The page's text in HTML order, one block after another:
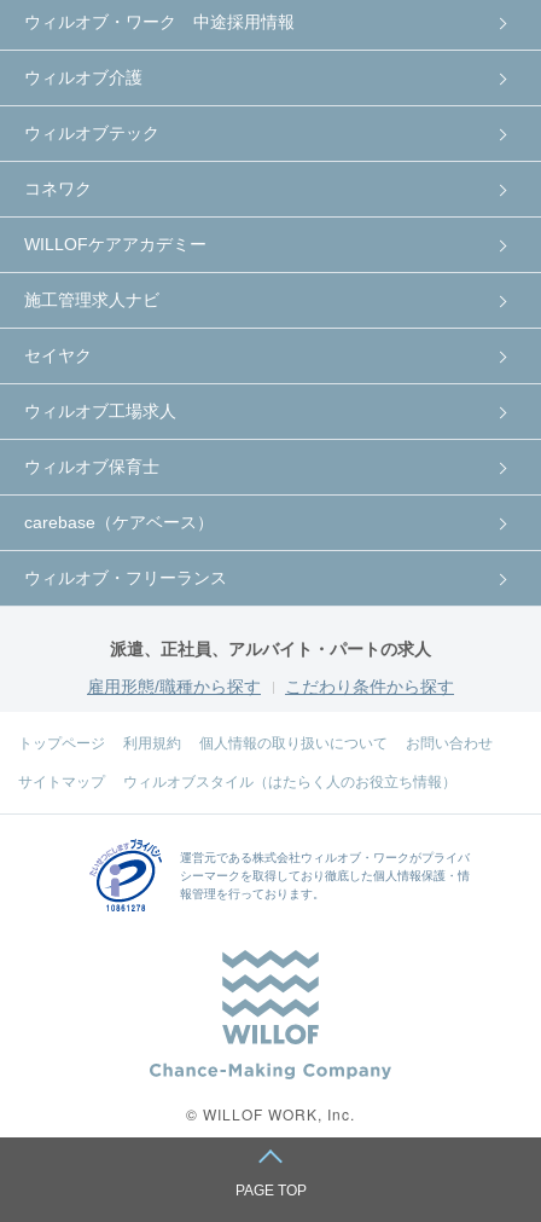
ウィルオブ・ワーク 中途採用情報
ウィルオブ介護
ウィルオブテック
コネワク
WILLOFケアアカデミー
施工管理求人ナビ
セイヤク
ウィルオブ工場求人
ウィルオブ保育士
carebase（ケアベース）
ウィルオブ・フリーランス
派遣、正社員、アルバイト・パートの求人
雇用形態/職種から探す
こだわり条件から探す
トップページ 利用規約 個人情報の取り扱いについて お問い合わせ
サイトマップ ウィルオブスタイル（はたらく人のお役立ち情報）
運営元である株式会社ウィルオブ・ワークがプライバ
シーマークを取得しており徹底した個人情報保護・情
報管理を行っております。
© WILLOF WORK, Inc.
PAGE TOP